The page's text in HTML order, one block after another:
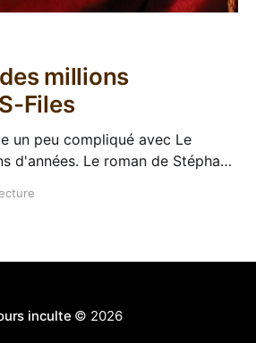
millions
Files
un peu compliqué avec Le
d'années. Le roman de Stéphane
à la base au format épisodique
inculte © 2026